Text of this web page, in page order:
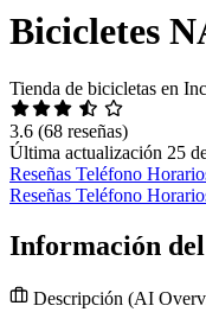
Bicicletes
Tienda de bicicletas en
3.6 (68 reseñas)
Última actualización 25
Reseñas Teléfono
Reseñas Teléfono
Información
Descripción (AI